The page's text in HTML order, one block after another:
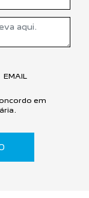
EMAIL
em